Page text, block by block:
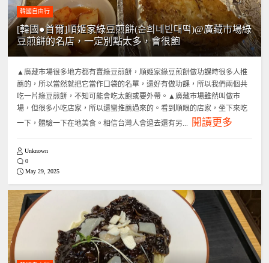
韓國自由行
[韓國●首爾]順姬家綠豆煎餅(순희네빈대떡)@廣藏市場綠
豆煎餅的名店，一定別點太多，會很飽
▲廣藏市場很多地方都有賣綠豆煎餅，順姬家綠豆煎餅做功課時很多人推
薦的，所以當然就把它當作口袋的名單，還好有做功課，所以我們兩個共
吃一片綠豆煎餅，不知可能會吃太飽或要外帶。▲廣藏市場雖然叫做市
場，但很多小吃店家，所以還蠻推薦過來的。看到順眼的店家，坐下來吃
一下，體驗一下在地美食。相信台灣人會過去還有另...
閱讀更多
Unknown
0
May 29, 2025